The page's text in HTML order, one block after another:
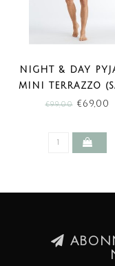
NIGHT & DAY
MINI TERRAZZO
€99,00€69,00